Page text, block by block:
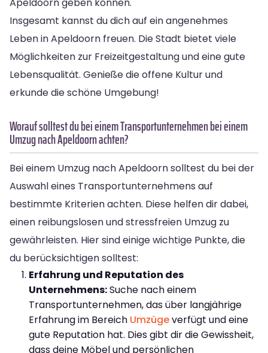
Insgesamt kannst du dich auf ein angenehmes
Leben in Apeldoorn freuen. Die Stadt bietet viele
Möglichkeiten zur Freizeitgestaltung und eine gute
Lebensqualität. Genieße die offene Kultur und
erkunde die schöne Umgebung!
Worauf solltest du bei einem Transportunternehmen bei einem
Umzug nach Apeldoorn achten?
Bei einem Umzug nach Apeldoorn solltest du bei der
Auswahl eines Transportunternehmens auf
bestimmte Kriterien achten. Diese helfen dir dabei,
einen reibungslosen und stressfreien Umzug zu
gewährleisten. Hier sind einige wichtige Punkte, die
du berücksichtigen solltest:
Erfahrung und Reputation des
Unternehmens:Suche nach einem
Transportunternehmen, das über langjährige
Erfahrung im Bereich Umzügeverfügt und eine
gute Reputation hat. Dies gibt dir die Gewissheit,
dass deine Möbel und persönlichen